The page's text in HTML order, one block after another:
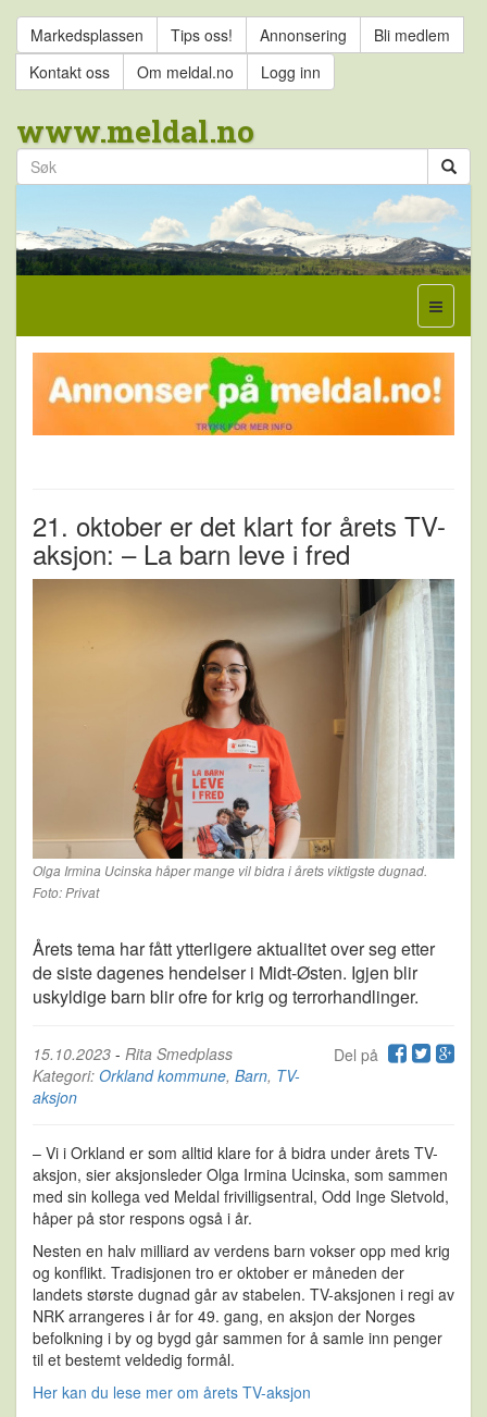
Markedsplassen Tips oss! Annonsering
Bli medlem
Kontakt oss
Om meldal.no Logg inn
www.meldal.no
21. oktober er det klart for årets TV-
aksjon: – La barn leve i fred
Olga Irmina Ucinska håper mange vil bidra i årets viktigste dugnad.
Foto: Privat
Årets tema har fått ytterligere aktualitet over seg etter
de siste dagenes hendelser i Midt-Østen. Igjen blir
uskyldige barn blir ofre for krig og terrorhandlinger.
Del på
15.10.2023 - Rita Smedplass
Kategori: Orkland kommune, Barn, TV-
aksjon
– Vi i Orkland er som alltid klare for å bidra under årets TV-
aksjon, sier aksjonsleder Olga Irmina Ucinska, som sammen
med sin kollega ved Meldal frivilligsentral, Odd Inge Sletvold,
håper på stor respons også i år.
Nesten en halv milliard av verdens barn vokser opp med krig
og konflikt. Tradisjonen tro er oktober er måneden der
landets største dugnad går av stabelen. TV-aksjonen i regi av
NRK arrangeres i år for 49. gang, en aksjon der Norges
befolkning i by og bygd går sammen for å samle inn penger
til et bestemt veldedig formål.
Her kan du lese mer om årets TV-aksjon